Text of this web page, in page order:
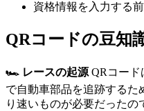
資格情報を入力する
QRコードの豆知
🏎️ レースの起源 QRコード
で自動車部品を追跡するた
り速いものが必要だったの